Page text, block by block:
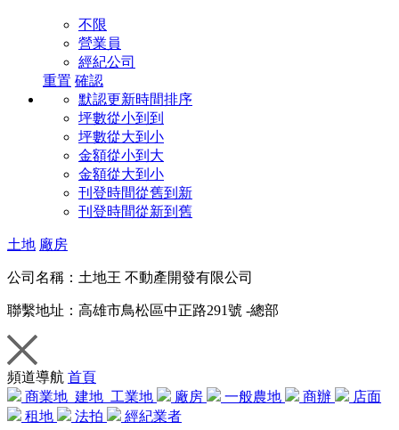
不限
營業員
經紀公司
重置 確認
默認更新時間排序
坪數從小到到
坪數從大到小
金額從小到大
金額從大到小
刊登時間從舊到新
刊登時間從新到舊
土地 廠房
公司名稱： 土地王 不動產開發有限公司
聯繫地址： 高雄市鳥松區中正路291號 -總部
頻道導航 首頁
商業地 建地 工業地 廠房 一般農地 商辦
店面
租地
法拍 經紀業者